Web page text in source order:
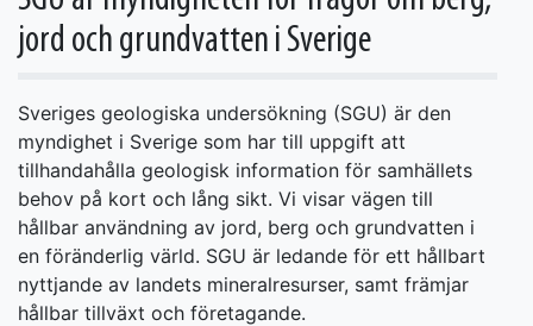
jord och grundvatten i Sverige
Sveriges geologiska undersökning (SGU) är den
myndighet i Sverige som har till uppgift att
tillhandahålla geologisk information för samhällets
behov på kort och lång sikt. Vi visar vägen till
hållbar användning av jord, berg och grundvatten i
en föränderlig värld. SGU är ledande för ett hållbart
nyttjande av landets mineralresurser, samt främjar
hållbar tillväxt och företagande.